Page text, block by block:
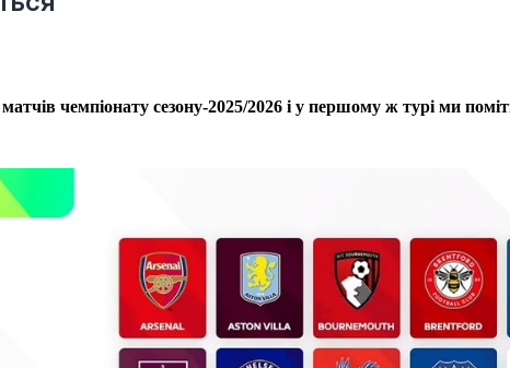
чемпіонату сезону-2025/2026 і у першому ж турі ми